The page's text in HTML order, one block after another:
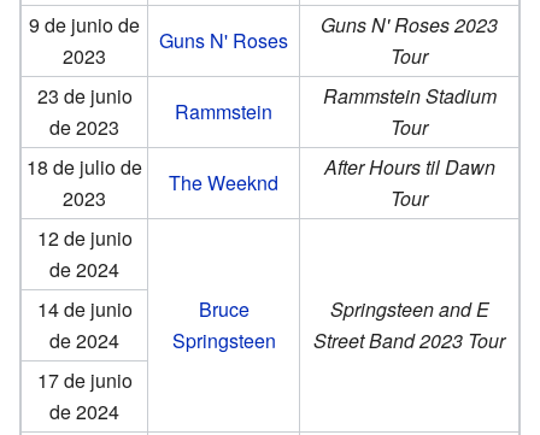
9 de junio de
2023
Guns N' Roses
Guns N' Roses 2023
Tour
23 de junio
de 2023
Rammstein
Rammstein Stadium
Tour
18 de julio de
2023
The Weeknd
After Hours til Dawn
Tour
12 de junio
de 2024
Bruce
Springsteen
Springsteen and E
Street Band 2023 Tour
14 de junio
de 2024
17 de junio
de 2024